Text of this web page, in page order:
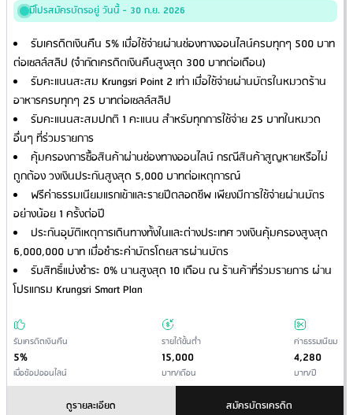
มีโปรสมัครบัตรอยู่ วันนี้ - 30 ก.ย. 2026
รับเครดิตเงินคืน 5% เมื่อใช้จ่ายผ่านช่องทางออนไลน์ครบทุกๆ 500 บาท
ต่อเซลล์สลิป (จำกัดเครดิตเงินคืนสูงสุด 300 บาทต่อเดือน)
รับคะแนนสะสม Krungsri Point 2 เท่า เมื่อใช้จ่ายผ่านบัตรในหมวดร้าน
อาหารครบทุกๆ 25 บาทต่อเซลล์สลิป
รับคะแนนสะสมปกติ 1 คะแนน สำหรับทุกการใช้จ่าย 25 บาทในหมวด
อื่นๆ ที่ร่วมรายการ
คุ้มครองการซื้อสินค้าผ่านช่องทางออนไลน์ กรณีสินค้าสูญหายหรือไม่
ถูกต้อง วงเงินประกันสูงสุด 5,000 บาทต่อเหตุการณ์
ฟรีค่าธรรมเนียมแรกเข้าและรายปีตลอดชีพ เพียงมีการใช้จ่ายผ่านบัตร
อย่างน้อย 1 ครั้งต่อปี
ประกันอุบัติเหตุการเดินทางทั้งในและต่างประเทศ วงเงินคุ้มครองสูงสุด
6,000,000 บาท เมื่อชำระค่าบัตรโดยสารผ่านบัตร
รับสิทธิ์แบ่งชำระ 0% นานสูงสุด 10 เดือน ณ ร้านค้าที่ร่วมรายการ ผ่าน
โปรแกรม Krungsri Smart Plan
รับเครดิตเงินคืน
5%
เมื่อช้อปออนไลน์
รายได้ขั้นต่ำ
15,000
บาท/เดือน
ค่าธรรมเนียม
4,280
บาท/ปี
ดูรายละเอียด สมัครบัตรเครดิต